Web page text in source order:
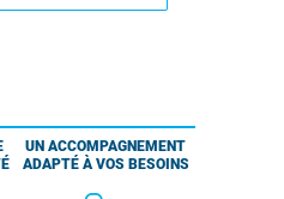
UN ACCOMPAGNEMENT
ADAPTÉ À VOS BESOINS